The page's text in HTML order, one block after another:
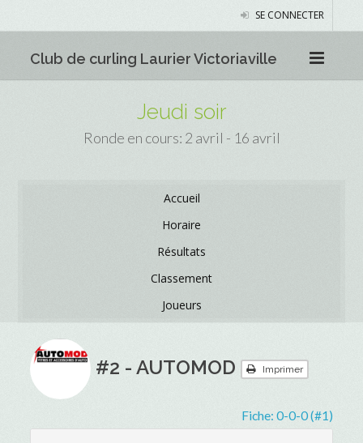
SE CONNECTER
Club de curling Laurier Victoriaville
Jeudi soir
Ronde en cours: 2 avril - 16 avril
Accueil
Horaire
Résultats
Classement
Joueurs
#2 - AUTOMOD Imprimer
Fiche: 0-0-0 (#1)